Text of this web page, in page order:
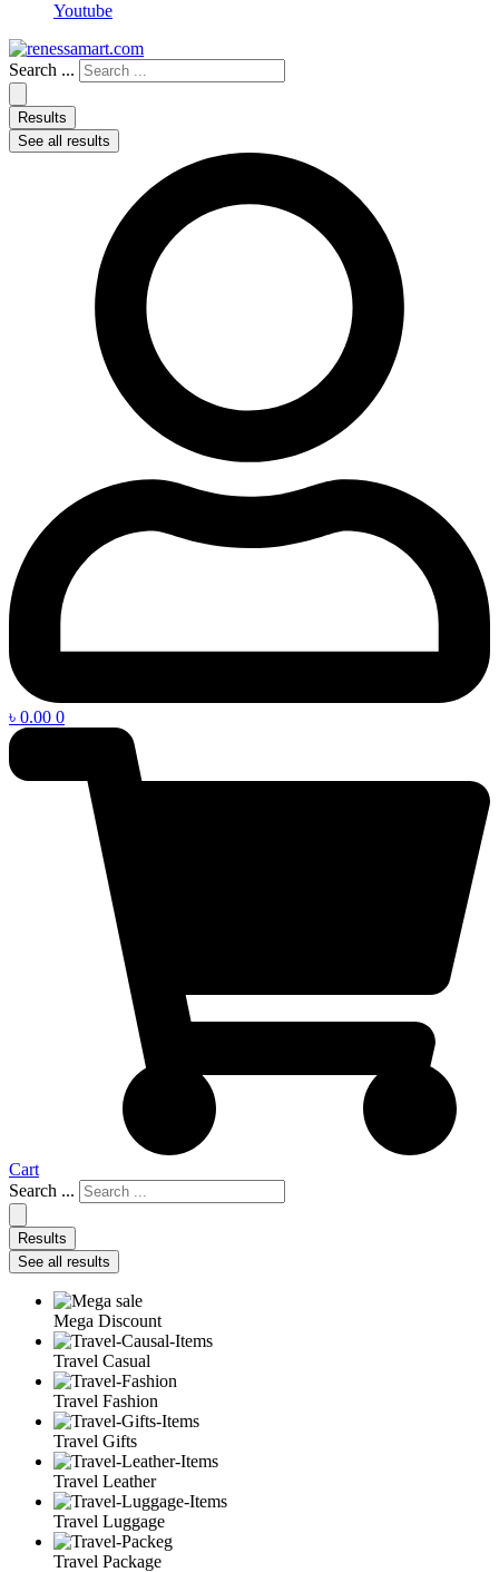
Youtube
Search ...
Results
See all results
৳ 0.00 0
Cart
Search ...
Results
See all results
Mega Discount
Travel Casual
Travel Fashion
Travel Gifts
Travel Leather
Travel Luggage
Travel Package